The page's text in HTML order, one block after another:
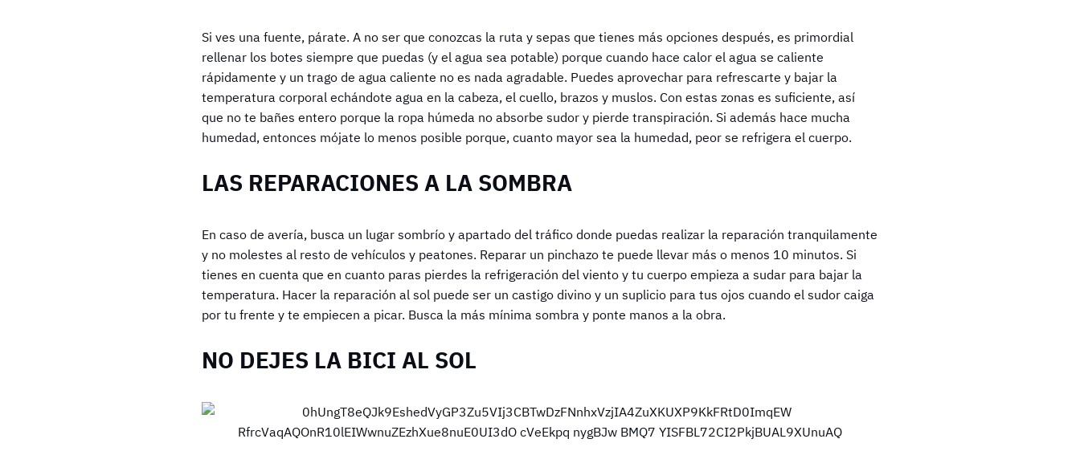
Si ves una fuente, párate. A no ser que conozcas la ruta y sepas que tienes más opciones después, es primordial
rellenar los botes siempre que puedas (y el agua sea potable) porque cuando hace calor el agua se caliente
rápidamente y un trago de agua caliente no es nada agradable. Puedes aprovechar para refrescarte y bajar la
temperatura corporal echándote agua en la cabeza, el cuello, brazos y muslos. Con estas zonas es suficiente, así
que no te bañes entero porque la ropa húmeda no absorbe sudor y pierde transpiración. Si además hace mucha
humedad, entonces mójate lo menos posible porque, cuanto mayor sea la humedad, peor se refrigera el cuerpo.
LAS REPARACIONES A LA SOMBRA
En caso de avería, busca un lugar sombrío y apartado del tráfico donde puedas realizar la reparación tranquilamente
y no molestes al resto de vehículos y peatones. Reparar un pinchazo te puede llevar más o menos 10 minutos. Si
tienes en cuenta que en cuanto paras pierdes la refrigeración del viento y tu cuerpo empieza a sudar para bajar la
temperatura. Hacer la reparación al sol puede ser un castigo divino y un suplicio para tus ojos cuando el sudor caiga
por tu frente y te empiecen a picar. Busca la más mínima sombra y ponte manos a la obra.
NO DEJES LA BICI AL SOL